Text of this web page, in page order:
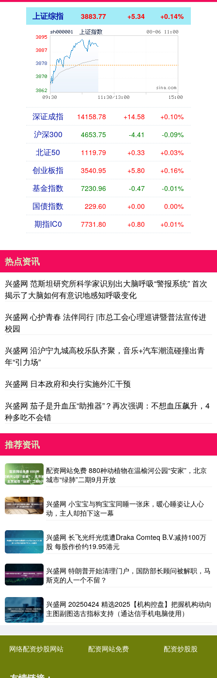
上证综指 3883.77 +5.34 +0.14%
深证成指 14158.78 +14.58 +0.10%
沪深300 4653.75 -4.41 -0.09%
北证50 1119.79 +0.33 +0.03%
创业板指 3540.95 +5.80 +0.16%
基金指数 7230.96 -0.47 -0.01%
国债指数 229.60 +0.00 0.00%
期指IC0 7731.80 +0.80 +0.01%
热点资讯
兴盛网 范斯坦研究所科学家识别出大脑呼吸“警报系统” 首次
揭示了大脑如何有意识地感知呼吸变化
兴盛网 心护青春 法伴同行 |市总工会心理巡讲暨普法宣传进
校园
兴盛网 沿沪宁九城高校乐队齐聚，音乐+汽车潮流碰撞出青
年“引力场”
兴盛网 日本政府和央行实施外汇干预
兴盛网 茄子是升血压“助推器”？再次强调：不想血压飙升，4
种多吃不会错
推荐资讯
配资网站免费 880种动植物在温榆河公园“安家”，北京
城市“绿肺”二期9月开放
兴盛网 小宝宝与狗宝宝同睡一张床，暖心睡姿让人心
动，主人却拍下这一幕
兴盛网 长飞光纤光缆遭Draka Comteq B.V.减持100万
股 每股作价约19.95港元
兴盛网 特朗普开始清理门户，国防部长顾问被解职，马
斯克的人一个不留？
兴盛网 20250424 精选2025【机构控盘】把握机构动向
主图副图选古指标支持（通达信手机电脑使用）
网络配资炒股网站 配资网站免费 配资炒股股